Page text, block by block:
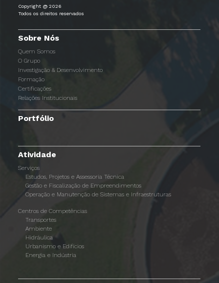
Copyright @ 2026
Todos os direitos reservados
Sobre Nós
Quem Somos
O Grupo
Investigação & Desenvolvimento
Formação
Certificações
Relações Institucionais
Portfólio
Atividade
Serviços
Estudos, Projetos e Assessoria Técnica
Gestão e Fiscalização de Empreendimentos
Operação e Manutenção de Sistemas e Infraestruturas
Centros de Competências
Transportes
Ambiente
Hidráulica
Urbanismo e Edifícios
Energia e Indústria